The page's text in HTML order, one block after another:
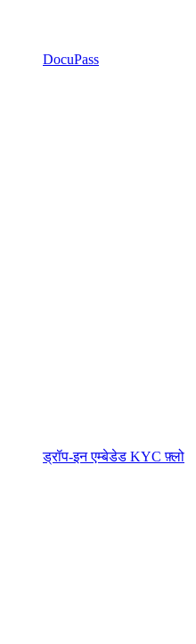
DocuPass
ड्रॉप-इन एम्बेडेड KYC फ़्लो